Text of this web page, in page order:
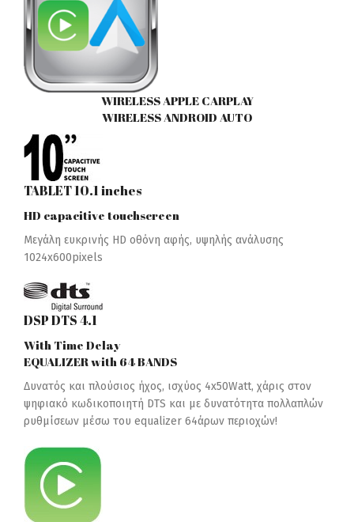
WIRELESS APPLE CARPLAY
WIRELESS ANDROID AUTO
TABLET 10.1 inches
HD capacitive touchscreen
Μεγάλη ευκρινής HD οθόνη αφής, υψηλής ανάλυσης
1024x600pixels
DSP DTS 4.1
With Time Delay
EQUALIZER with 64 BANDS
Δυνατός και πλούσιος ήχος, ισχύος 4x50Watt, χάρις στον
ψηφιακό κωδικοποιητή DTS και με δυνατότητα πολλαπλών
ρυθμίσεων μέσω του equalizer 64άρων περιοχών!